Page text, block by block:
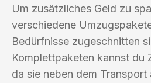
Um zusätzliches Geld zu
verschiedene
Bedürfnisse zugeschnitten
Komplettpaketen kannst du
da sie neben dem Transport